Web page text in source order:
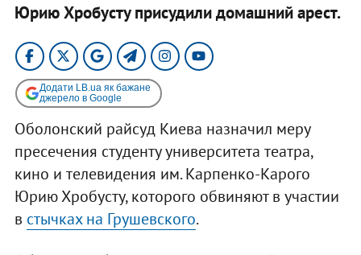
Юрию Хробусту присудили домашний арест.
Додати LB.ua як бажане
джерело в Google
Оболонский райсуд Киева назначил меру
пресечения студенту университета театра,
кино и телевидения им. Карпенко-Карого
Юрию Хробусту, которого обвиняют в участии
в стычках на Грушевского.